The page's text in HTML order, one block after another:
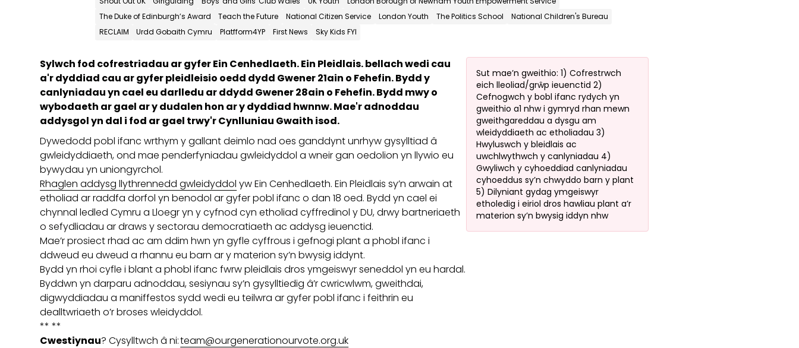
The Duke of Edinburgh’s Award
Teach the Future National Citizen Service London Youth The Politics School
National Children's Bureau
RECLAIM
Urdd Gobaith Cymru Platfform4YP First News Sky Kids FYI
Sylwch fod cofrestriadau ar gyfer Ein Cenhedlaeth. Ein Pleidlais. bellach wedi cau
a'r dyddiad cau ar gyfer pleidleisio oedd dydd Gwener 21ain o Fehefin. Bydd y
canlyniadau yn cael eu darlledu ar ddydd Gwener 28ain o Fehefin. Bydd mwy o
wybodaeth ar gael ar y dudalen hon ar y dyddiad hwnnw. Mae'r adnoddau
addysgol yn dal i fod ar gael trwy'r Cynlluniau Gwaith isod.
Dywedodd pobl ifanc wrthym y gallant deimlo nad oes ganddynt unrhyw gysylltiad â
gwleidyddiaeth, ond mae penderfyniadau gwleidyddol a wneir gan oedolion yn llywio eu
bywydau yn uniongyrchol.
Rhaglen addysg llythrennedd gwleidyddol yw Ein Cenhedlaeth. Ein Pleidlais sy’n arwain at
etholiad ar raddfa dorfol yn benodol ar gyfer pobl ifanc o dan 18 oed. Bydd yn cael ei
chynnal ledled Cymru a Lloegr yn y cyfnod cyn etholiad cyffredinol y DU, drwy bartneriaeth
o sefydliadau ar draws y sectorau democratiaeth ac addysg ieuenctid.
Mae’r prosiect rhad ac am ddim hwn yn gyfle cyffrous i gefnogi plant a phobl ifanc i
ddweud eu dweud a rhannu eu barn ar y materion sy’n bwysig iddynt.
Bydd yn rhoi cyfle i blant a phobl ifanc fwrw pleidlais dros ymgeiswyr seneddol yn eu hardal.
Byddwn yn darparu adnoddau, sesiynau sy’n gysylltiedig â’r cwricwlwm, gweithdai,
digwyddiadau a maniffestos sydd wedi eu teilwra ar gyfer pobl ifanc i feithrin eu
dealltwriaeth o’r broses wleidyddol.
** **
Cwestiynau? Cysylltwch â ni:team@ourgenerationourvote.org.uk
Sut mae’n gweithio: 1) Cofrestrwch
eich lleoliad/grŵp ieuenctid 2)
Cefnogwch y bobl ifanc rydych yn
gweithio a1 nhw i gymryd rhan mewn
gweithgareddau a dysgu am
wleidyddiaeth ac etholiadau 3)
Hwyluswch y bleidlais ac
uwchlwythwch y canlyniadau 4)
Gwyliwch y cyhoeddiad canlyniadau
cyhoeddus sy’n chwyddo barn y plant
5) Dilyniant gydag ymgeiswyr
etholedig i eiriol dros hawliau plant a’r
materion sy’n bwysig iddyn nhw